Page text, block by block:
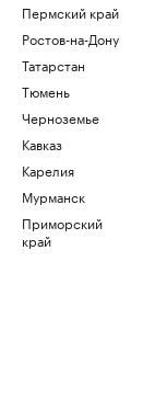
Пермский край
Ростов-на-Дону
Татарстан
Тюмень
Черноземье
Кавказ
Карелия
Мурманск
Приморский
край